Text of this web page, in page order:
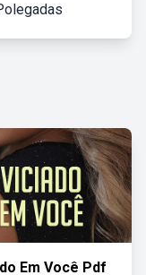
Em Você Pdf